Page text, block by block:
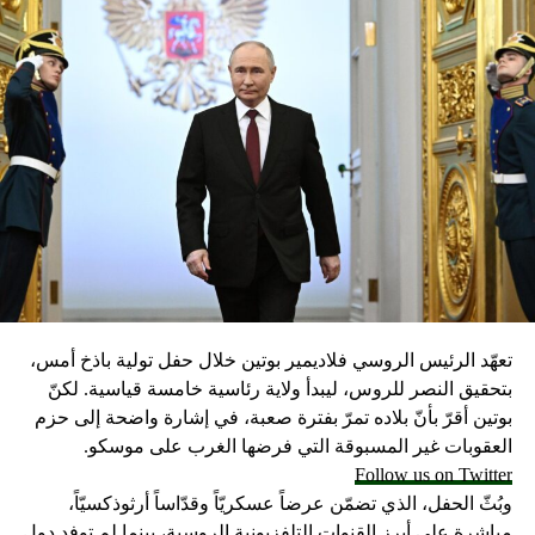
تعهّد الرئيس الروسي فلاديمير بوتين خلال حفل تولية باذخ أمس،
بتحقيق النصر للروس، ليبدأ ولاية رئاسية خامسة قياسية. لكنّ
بوتين أقرّ بأنّ بلاده تمرّ بفترة صعبة، في إشارة واضحة إلى حزم
العقوبات غير المسبوقة التي فرضها الغرب على موسكو.
Follow us on Twitter
وبُثّ الحفل، الذي تضمّن عرضاً عسكريّاً وقدّاساً أرثوذكسيّاً،